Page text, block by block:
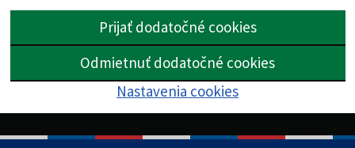
Prijať dodatočné cookies
Odmietnuť dodatočné cookies
Nastavenia cookies